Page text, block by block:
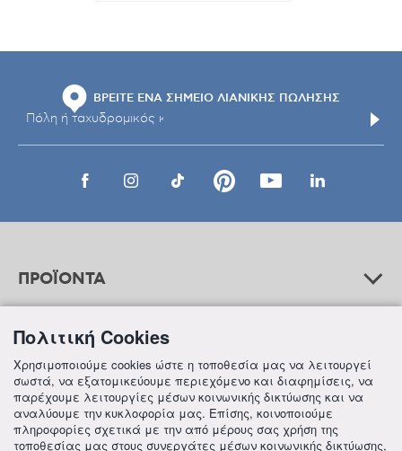
ΒΡΕΙΤΕ ΕΝΑ ΣΗΜΕΙΟ ΛΙΑΝΙΚΗΣ ΠΩΛΗΣΗΣ
ΠΡΟΪΟΝΤΑ
ΒΟΗΘΕΙΑ
ΠΛΗΡΟΦΟΡΙΕΣ
Πολιτική Cookies
Χρησιμοποιούμε cookies ώστε η τοποθεσία μας να λειτουργεί
σωστά, να εξατομικεύουμε περιεχόμενο και διαφημίσεις, να
παρέχουμε λειτουργίες μέσων κοινωνικής δικτύωσης και να
αναλύουμε την κυκλοφορία μας. Επίσης, κοινοποιούμε
πληροφορίες σχετικά με την από μέρους σας χρήση της
τοποθεσίας μας στους συνεργάτες μέσων κοινωνικής δικτύωσης,